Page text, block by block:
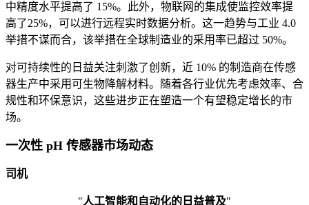
中精度水平提高了 15%。此外，物联网的集成使监控效率提
高了25%，可以进行远程实时数据分析。这一趋势与工业 4.0
举措不谋而合，该举措在全球制造业的采用率已超过 50%。
对可持续性的日益关注刺激了创新，近 10% 的制造商在传感
器生产中采用可生物降解材料。随着各行业优先考虑效率、合
规性和环保意识，这些进步正在塑造一个有望稳定增长的市
场。
一次性 pH 传感器市场动态
司机
"人工智能和自动化的日益普及"